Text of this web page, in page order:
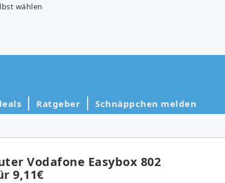
wählen
Ratgeber Schnäppchen melden
Vodafone Easybox 802
9,11€